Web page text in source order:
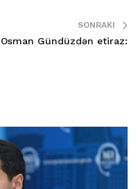
SONRAKI
Osman Gündüzdən etiraz: